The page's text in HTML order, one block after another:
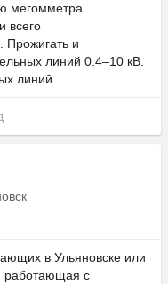
мегомметра
всего
Прожигать и
линий 0.4–10 кВ.
линий. ...
в Ульяновске или
с